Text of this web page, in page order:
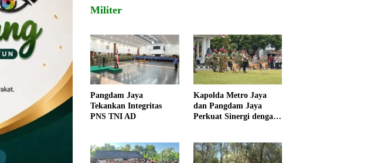
Militer
Pangdam Jaya
Tekankan Integritas
PNS TNI AD
Kapolda Metro Jaya
dan Pangdam Jaya
Perkuat Sinergi dengan